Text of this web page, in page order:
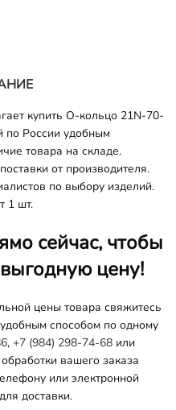
купить О-кольцо 21N-70-
по России удобным
товара на складе.
от производителя.
по выбору изделий.
1 шт.
сейчас, чтобы
цену!
цены товара свяжитесь
способом по одному
, +7 (984) 298-74-68 или
вашего заказа
или электронной
доставки.